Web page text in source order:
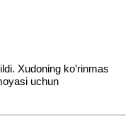
Xudoning ko’rinmas
uchun